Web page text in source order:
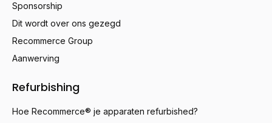
Sponsorship
Dit wordt over ons gezegd
Recommerce Group
Aanwerving
Refurbishing
Hoe Recommerce® je apparaten refurbished?